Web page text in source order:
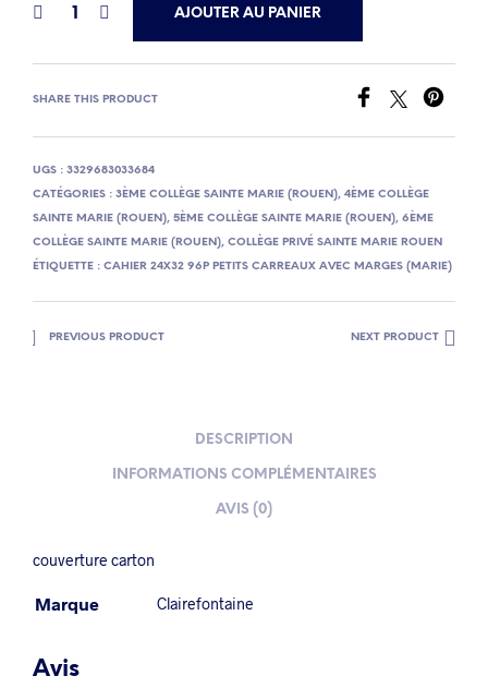
AJOUTER AU PANIER
SHARE THIS PRODUCT
UGS : 3329683033684
CATÉGORIES : 3ÈME COLLÈGE SAINTE MARIE (ROUEN), 4ÈME COLLÈGE
SAINTE MARIE (ROUEN), 5ÈME COLLÈGE SAINTE MARIE (ROUEN), 6ÈME
COLLÈGE SAINTE MARIE (ROUEN), COLLÈGE PRIVÉ SAINTE MARIE ROUEN
ÉTIQUETTE : CAHIER 24X32 96P PETITS CARREAUX AVEC MARGES (MARIE)
PREVIOUS PRODUCT NEXT PRODUCT
DESCRIPTION
INFORMATIONS COMPLÉMENTAIRES
AVIS (0)
couverture carton
Marque Clairefontaine
Avis